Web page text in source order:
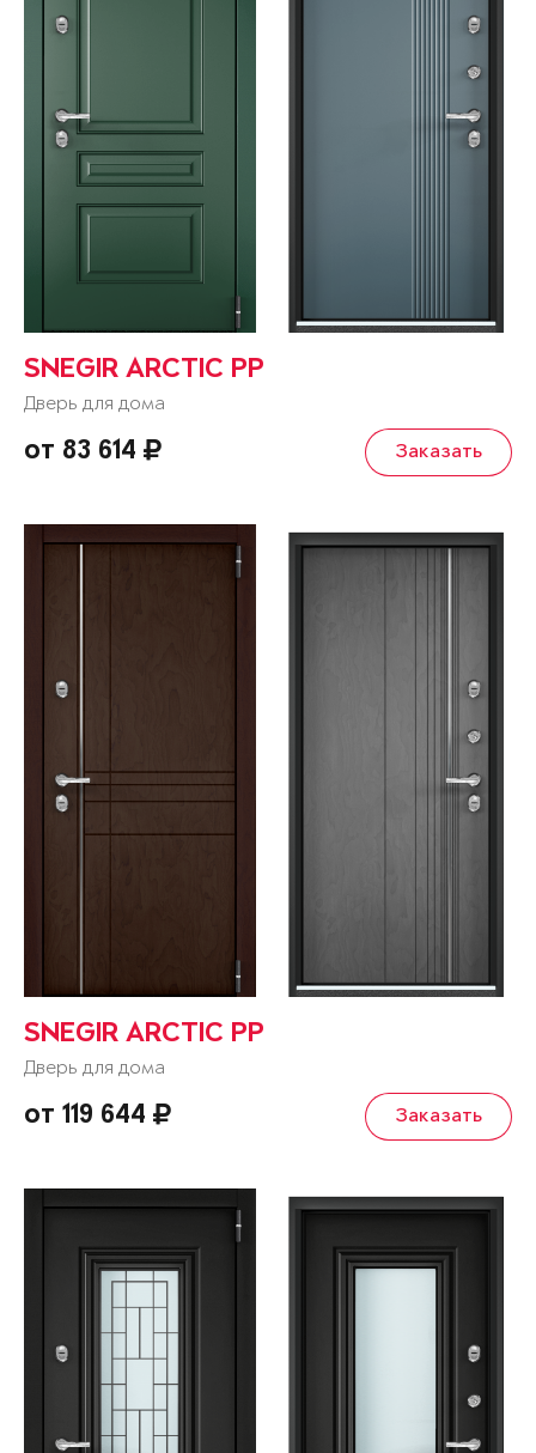
SNEGIR ARCTIC PP
Дверь для дома
от 83 614 Заказать
SNEGIR ARCTIC PP
Дверь для дома
от 119 644 Заказать